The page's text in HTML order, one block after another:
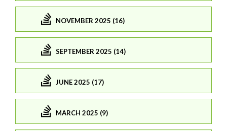
NOVEMBER 2025 (16)
SEPTEMBER 2025 (14)
JUNE 2025 (17)
MARCH 2025 (9)